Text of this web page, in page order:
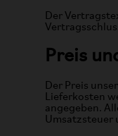
Der
Preis
Der Preis
Lieferkosten
angegeben.
Umsatzsteuer